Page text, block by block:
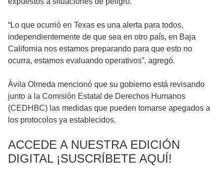
“Lo que ocurrió en Texas es una alerta para todos,
independientemente de que sea en otro país, en Baja
California nos estamos preparando para que esto no
ocurra, estamos evaluando operativos”, agregó.
Ávila Olmeda mencionó que su gobierno está revisando
junto a la Comisión Estatal de Derechos Humanos
(CEDHBC) las medidas que pueden tomarse apegados a
los protocolos ya establecidos.
ACCEDE A NUESTRA EDICIÓN
DIGITAL ¡SUSCRÍBETE AQUÍ!